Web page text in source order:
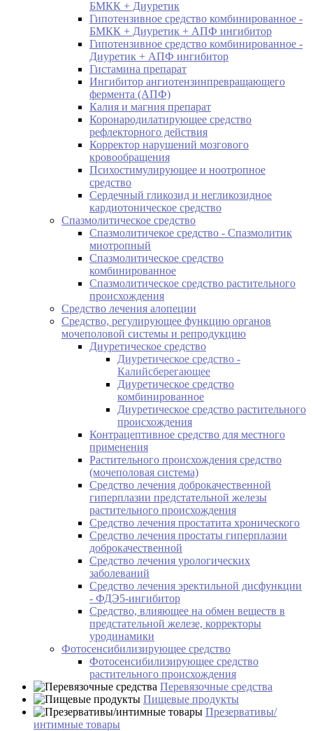
БМКК + Диуретик
Гипотензивное средство комбинированное -
БМКК + Диуретик + АПФ ингибитор
Гипотензивное средство комбинированное -
Диуретик + АПФ ингибитор
Гистамина препарат
Ингибитор ангиотензинпревращающего
фермента (АПФ)
Калия и магния препарат
Коронародилатирующее средство
рефлекторного действия
Корректор нарушений мозгового
кровообращения
Психостимулирующее и ноотропное
средство
Сердечный гликозид и негликозидное
кардиотоническое средство
Спазмолитическое средство
Спазмолитичекое средство - Спазмолитик
миотропный
Спазмолитическое средство
комбинированное
Спазмолитическое средство растительного
происхождения
Средство лечения алопеции
Средство, регулирующее функцию органов
мочеполовой системы и репродукцию
Диуретическое средство
Диуретическое средство -
Калийсберегающее
Диуретическое средство
комбинированное
Диуретическое средство растительного
происхождения
Контрацептивное средство для местного
применения
Растительного происхождения средство
(мочеполовая система)
Средство лечения доброкачественной
гиперплазии предстательной железы
растительного происхождения
Средство лечения простатита хронического
Средство лечения простаты гиперплазии
доброкачественной
Средство лечения урологических
заболеваний
Средство лечения эректильной дисфункции
- ФДЭ5-ингибитор
Средство, влияющее на обмен веществ в
предстательной железе, корректоры
уродинамики
Фотосенсибилизирующее средство
Фотосенсибилизирующее средство
растительного происхождения
Перевязочные средства
Пищевые продукты
Презервативы/
интимные товары